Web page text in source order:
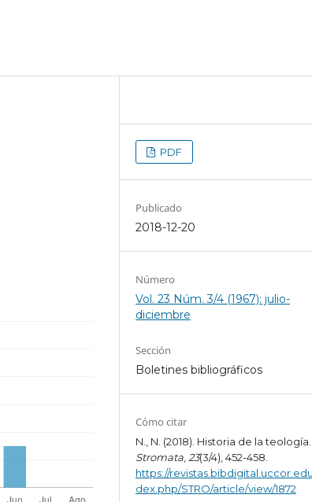
PDF
Publicado
2018-12-20
Número
Vol. 23 Núm. 3/4 (1967): julio-
diciembre
Sección
Boletines bibliográficos
Cómo citar
N., N. (2018). Historia de la teología.
Stromata 23(3/4), 452-458.
https://
dex.php/STRO/article/view/1872